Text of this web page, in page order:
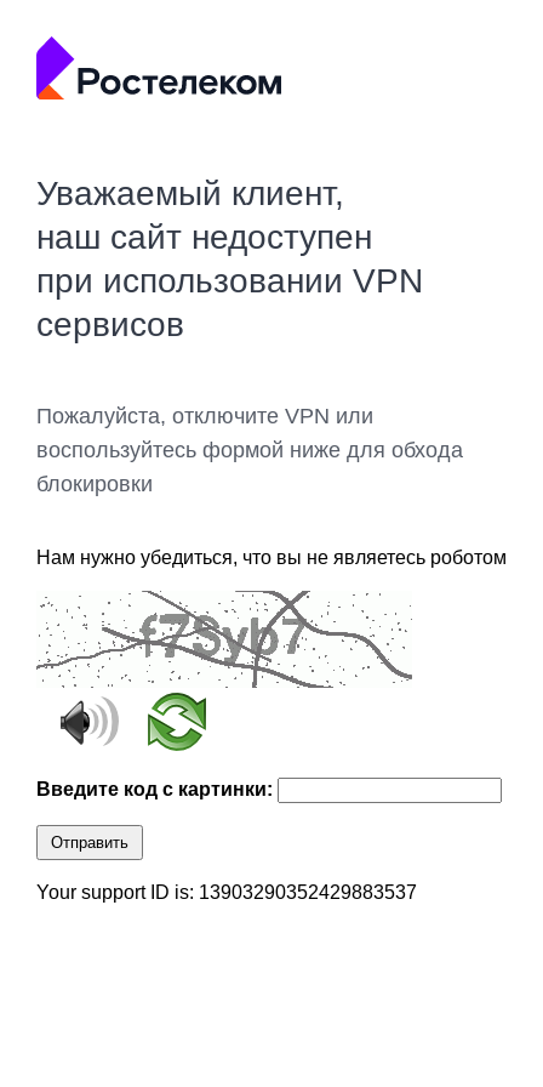
Уважаемый клиент,
наш сайт недоступен
при использовании VPN
сервисов
Пожалуйста, отключите VPN или
воспользуйтесь формой ниже для обхода
блокировки
Нам нужно убедиться, что вы не являетесь роботом
Введите код с картинки:
Отправить
Your support ID is: 13903290352429883537